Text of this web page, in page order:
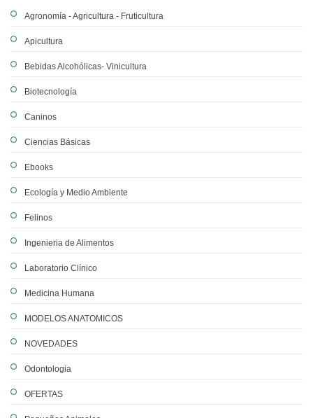
Agronomía - Agricultura - Fruticultura
Apicultura
Bebidas Alcohólicas- Vinicultura
Biotecnología
Caninos
Ciencias Básicas
Ebooks
Ecología y Medio Ambiente
Felinos
Ingenieria de Alimentos
Laboratorio Clínico
Medicina Humana
MODELOS ANATOMICOS
NOVEDADES
Odontologia
OFERTAS